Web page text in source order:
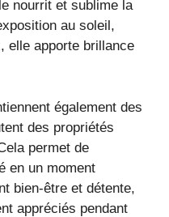
nourrit et sublime la
au soleil,
elle apporte brillance
également des
des propriétés
permet de
en un moment
bien-être et détente,
appréciés pendant